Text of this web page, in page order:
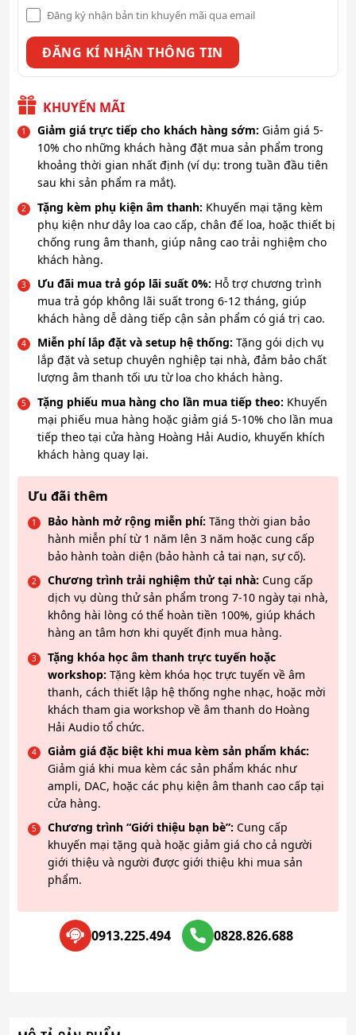
Đăng ký nhận bản tin khuyến mãi qua email
KHUYẾN MÃI
Giảm giá trực tiếp cho khách hàng sớm: Giảm giá 5-
10% cho những khách hàng đặt mua sản phẩm trong
khoảng thời gian nhất định (ví dụ: trong tuần đầu tiên
sau khi sản phẩm ra mắt).
Tặng kèm phụ kiện âm thanh: Khuyến mại tặng kèm
phụ kiện như dây loa cao cấp, chân đế loa, hoặc thiết bị
chống rung âm thanh, giúp nâng cao trải nghiệm cho
khách hàng.
Ưu đãi mua trả góp lãi suất 0%: Hỗ trợ chương trình
mua trả góp không lãi suất trong 6-12 tháng, giúp
khách hàng dễ dàng tiếp cận sản phẩm có giá trị cao.
Miễn phí lắp đặt và setup hệ thống: Tặng gói dịch vụ
lắp đặt và setup chuyên nghiệp tại nhà, đảm bảo chất
lượng âm thanh tối ưu từ loa cho khách hàng.
Tặng phiếu mua hàng cho lần mua tiếp theo: Khuyến
mại phiếu mua hàng hoặc giảm giá 5-10% cho lần mua
tiếp theo tại cửa hàng Hoàng Hải Audio, khuyến khích
khách hàng quay lại.
Ưu đãi thêm
Bảo hành mở rộng miễn phí: Tăng thời gian bảo
hành miễn phí từ 1 năm lên 3 năm hoặc cung cấp
bảo hành toàn diện (bảo hành cả tai nạn, sự cố).
Chương trình trải nghiệm thử tại nhà: Cung cấp
dịch vụ dùng thử sản phẩm trong 7-10 ngày tại nhà,
không hài lòng có thể hoàn tiền 100%, giúp khách
hàng an tâm hơn khi quyết định mua hàng.
Tặng khóa học âm thanh trực tuyến hoặc
workshop: Tặng kèm khóa học trực tuyến về âm
thanh, cách thiết lập hệ thống nghe nhạc, hoặc mời
khách tham gia workshop về âm thanh do Hoàng
Hải Audio tổ chức.
Giảm giá đặc biệt khi mua kèm sản phẩm khác:
Giảm giá khi mua kèm các sản phẩm khác như
ampli, DAC, hoặc các phụ kiện âm thanh cao cấp tại
cửa hàng.
Chương trình “Giới thiệu bạn bè”: Cung cấp
khuyến mại tặng quà hoặc giảm giá cho cả người
giới thiệu và người được giới thiệu khi mua sản
phẩm.
0913.225.494 0828.826.688